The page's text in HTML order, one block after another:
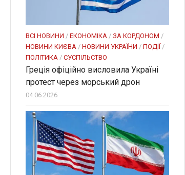
ВСІ НОВИНИ / ЕКОНОМІКА / ЗА КОРДОНОМ /
НОВИНИ КИЄВА / НОВИНИ УКРАЇНИ / ПОДІЇ /
ПОЛІТИКА / СУСПІЛЬСТВО
Греція офіційно висловила Україні
протест через морський дрон
04.06.2026